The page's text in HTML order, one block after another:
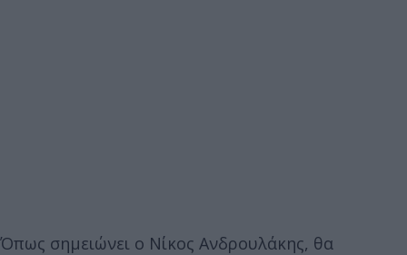
Όπως σημειώνει ο Νίκος Ανδρουλάκης, θα